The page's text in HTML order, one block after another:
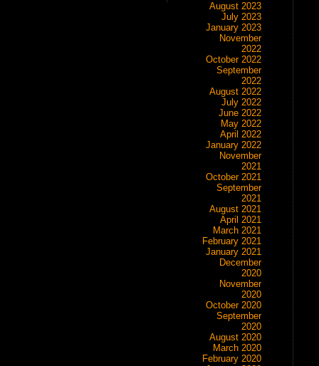
August 2023
July 2023
January 2023
November
2022
October 2022
September
2022
August 2022
July 2022
June 2022
May 2022
April 2022
January 2022
November
2021
October 2021
September
2021
August 2021
April 2021
March 2021
February 2021
January 2021
December
2020
November
2020
October 2020
September
2020
August 2020
March 2020
February 2020